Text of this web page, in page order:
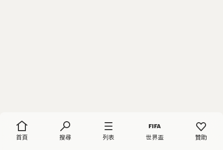
首頁 搜尋 列表 世界盃 贊助